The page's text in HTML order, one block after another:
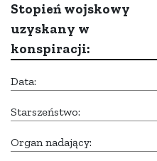
Stopień wojskowy
uzyskany w
konspiracji:
Data:
Starszeństwo:
Organ nadający: